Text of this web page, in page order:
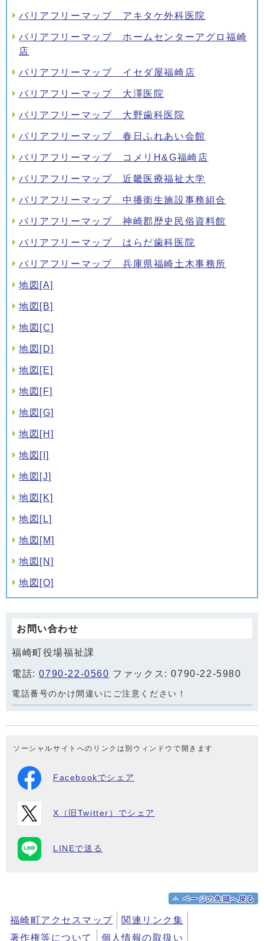
バリアフリーマップ アキタケ外科医院
バリアフリーマップ ホームセンターアグロ福崎
店
バリアフリーマップ イセダ屋福崎店
バリアフリーマップ 大澤医院
バリアフリーマップ 大野歯科医院
バリアフリーマップ 春日ふれあい会館
バリアフリーマップ コメリH&G福崎店
バリアフリーマップ 近畿医療福祉大学
バリアフリーマップ 中播衛生施設事務組合
バリアフリーマップ 神崎郡歴史民俗資料館
バリアフリーマップ はらだ歯科医院
バリアフリーマップ 兵庫県福崎土木事務所
地図[A]
地図[B]
地図[C]
地図[D]
地図[E]
地図[F]
地図[G]
地図[H]
地図[I]
地図[J]
地図[K]
地図[L]
地図[M]
地図[N]
地図[O]
お問い合わせ
福崎町役場福祉課
電話:0790-22-0560 ファックス: 0790-22-5980
電話番号のかけ間違いにご注意ください！
ソーシャルサイトへのリンクは別ウィンドウで開きます
Facebookでシェア
X（旧Twitter）でシェア
LINEで送る
ページの先頭へ戻る
福崎町アクセスマップ
関連リンク集
著作権等について
個人情報の取扱い